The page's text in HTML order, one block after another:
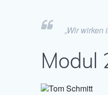
„Wir wirken
Modul